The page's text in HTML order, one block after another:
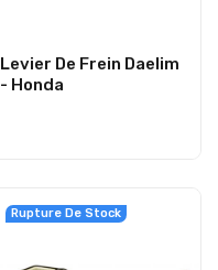
Levier De Frein Daelim
- Honda
Rupture De Stock